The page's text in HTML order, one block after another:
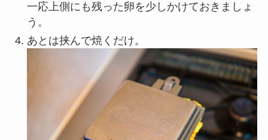
一応上側にも残った卵を少しかけておきましょ
う。
あとは挟んで焼くだけ。